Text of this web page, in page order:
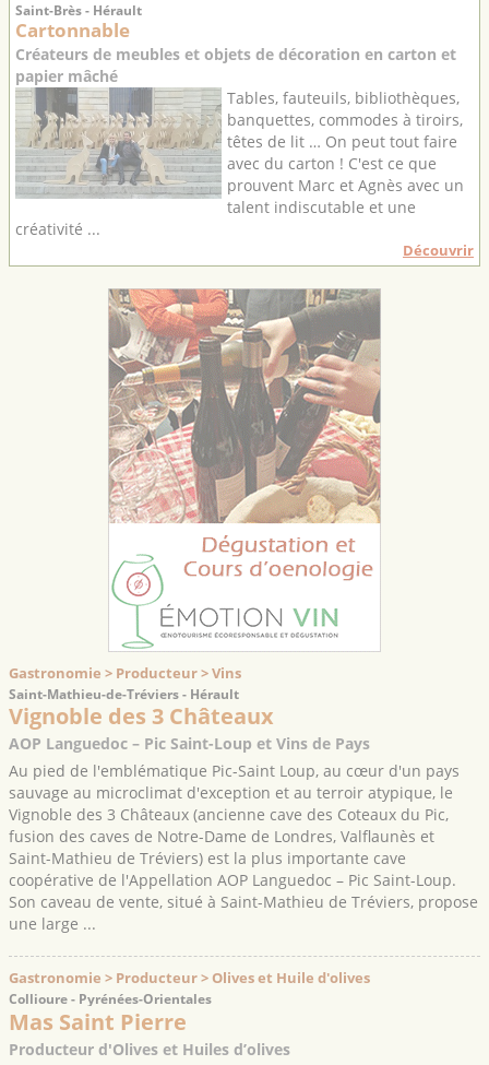
Saint-Brès - Hérault
Cartonnable
Créateurs de meubles et objets de décoration en carton et
papier mâché
Tables, fauteuils, bibliothèques,
banquettes, commodes à tiroirs,
têtes de lit … On peut tout faire
avec du carton ! C'est ce que
prouvent Marc et Agnès avec un
talent indiscutable et une
créativité ...
Découvrir
Gastronomie > Producteur > Vins
Saint-Mathieu-de-Tréviers - Hérault
Vignoble des 3 Châteaux
AOP Languedoc – Pic Saint-Loup et Vins de Pays
Au pied de l'emblématique Pic-Saint Loup, au cœur d'un pays
sauvage au microclimat d'exception et au terroir atypique, le
Vignoble des 3 Châteaux (ancienne cave des Coteaux du Pic,
fusion des caves de Notre-Dame de Londres, Valflaunès et
Saint-Mathieu de Tréviers) est la plus importante cave
coopérative de l'Appellation AOP Languedoc – Pic Saint-Loup.
Son caveau de vente, situé à Saint-Mathieu de Tréviers, propose
une large ...
Gastronomie > Producteur > Olives et Huile d'olives
Collioure - Pyrénées-Orientales
Mas Saint Pierre
Producteur d'Olives et Huiles d’olives